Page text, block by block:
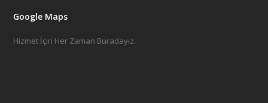
Google Maps
Hizmet İçin Her Zaman Buradayız.